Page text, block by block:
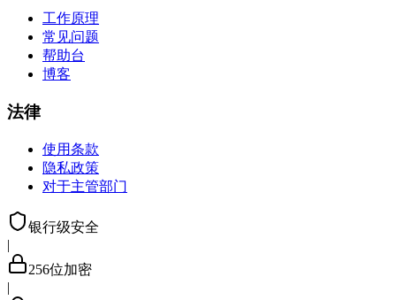
工作原理
常见问题
帮助台
博客
法律
使用条款
隐私政策
对于主管部门
银行级安全
|
256位加密
|